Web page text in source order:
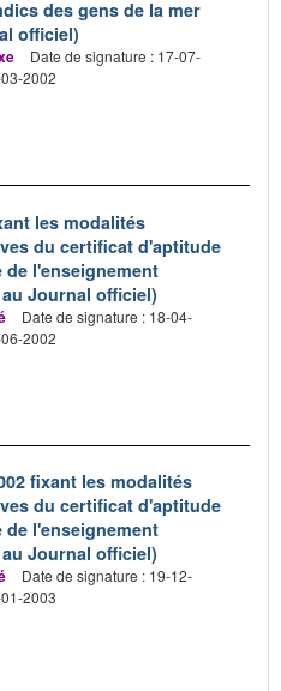
des gens de la mer
officiel)
Date de signature : 17-07-
2002
les modalités
du certificat d'aptitude
l'enseignement
Journal officiel)
Date de signature : 18-04-
2002
fixant les modalités
du certificat d'aptitude
l'enseignement
Journal officiel)
Date de signature : 19-12-
2003